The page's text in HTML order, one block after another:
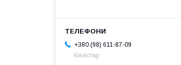
+380 (98) 611-87-09
Київстар